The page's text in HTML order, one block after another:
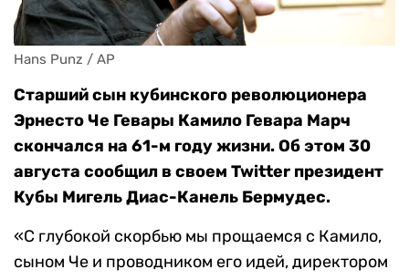
Hans Punz / AP
Старший сын кубинского революционера
Эрнесто Че Гевары Камило Гевара Марч
скончался на 61-м году жизни. Об этом 30
августа сообщил в своем Twitter президент
Кубы Мигель Диас-Канель Бермудес.
«С глубокой скорбью мы прощаемся с Камило,
сыном Че и проводником его идей, директором